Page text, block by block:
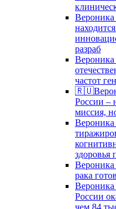
Вероника
разраб
Вероника
частот
России –
миссия,
здоровья
Вероника
рака
России
чем 84